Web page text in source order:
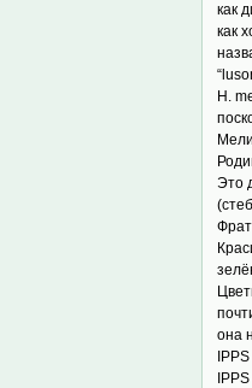
как
как
H.
Это
она